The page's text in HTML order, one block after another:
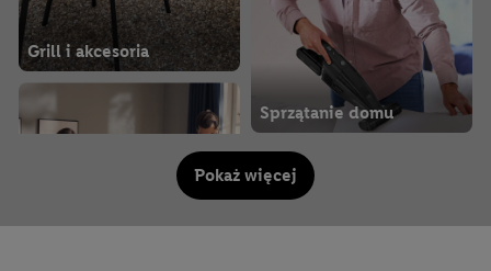
Grill i akcesoria
Sprzątanie domu
Pokaż więcej